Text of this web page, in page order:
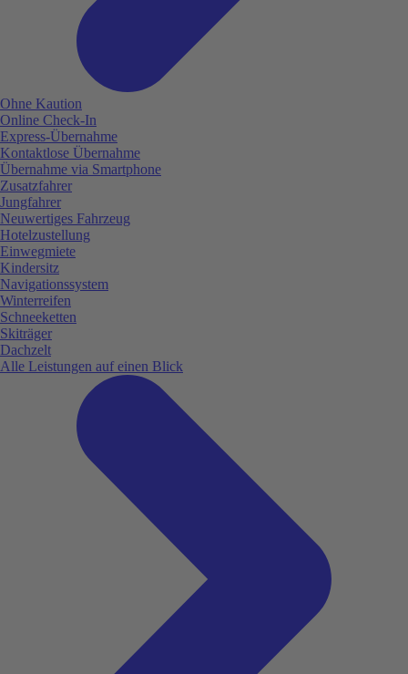
Ohne Kaution
Online Check-In
Express-Übernahme
Kontaktlose Übernahme
Übernahme via Smartphone
Zusatzfahrer
Jungfahrer
Neuwertiges Fahrzeug
Hotelzustellung
Einwegmiete
Kindersitz
Navigationssystem
Winterreifen
Schneeketten
Skiträger
Dachzelt
Alle Leistungen auf einen Blick